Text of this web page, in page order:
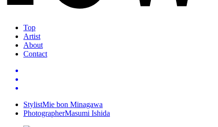
Top
Artist
About
Contact
StylistMie bon Minagawa
PhotographerMasumi Ishida